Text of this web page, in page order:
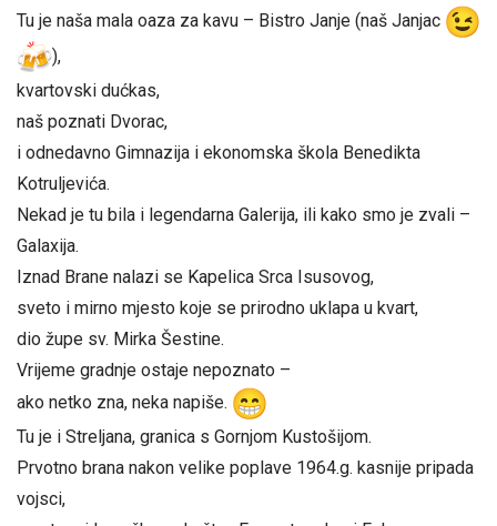
Tu je naša mala oaza za kavu – Bistro Janje (naš Janjac
),
kvartovski dućkas,
naš poznati Dvorac,
i odnedavno Gimnazija i ekonomska škola Benedikta
Kotruljevića.
Nekad je tu bila i legendarna Galerija, ili kako smo je zvali –
Galaxija.
Iznad Brane nalazi se Kapelica Srca Isusovog,
sveto i mirno mjesto koje se prirodno uklapa u kvart,
dio župe sv. Mirka Šestine.
Vrijeme gradnje ostaje nepoznato –
ako netko zna, neka napiše.
Tu je i Streljana, granica s Gornjom Kustošijom.
Prvotno brana nakon velike poplave 1964.g. kasnije pripada
vojsci,